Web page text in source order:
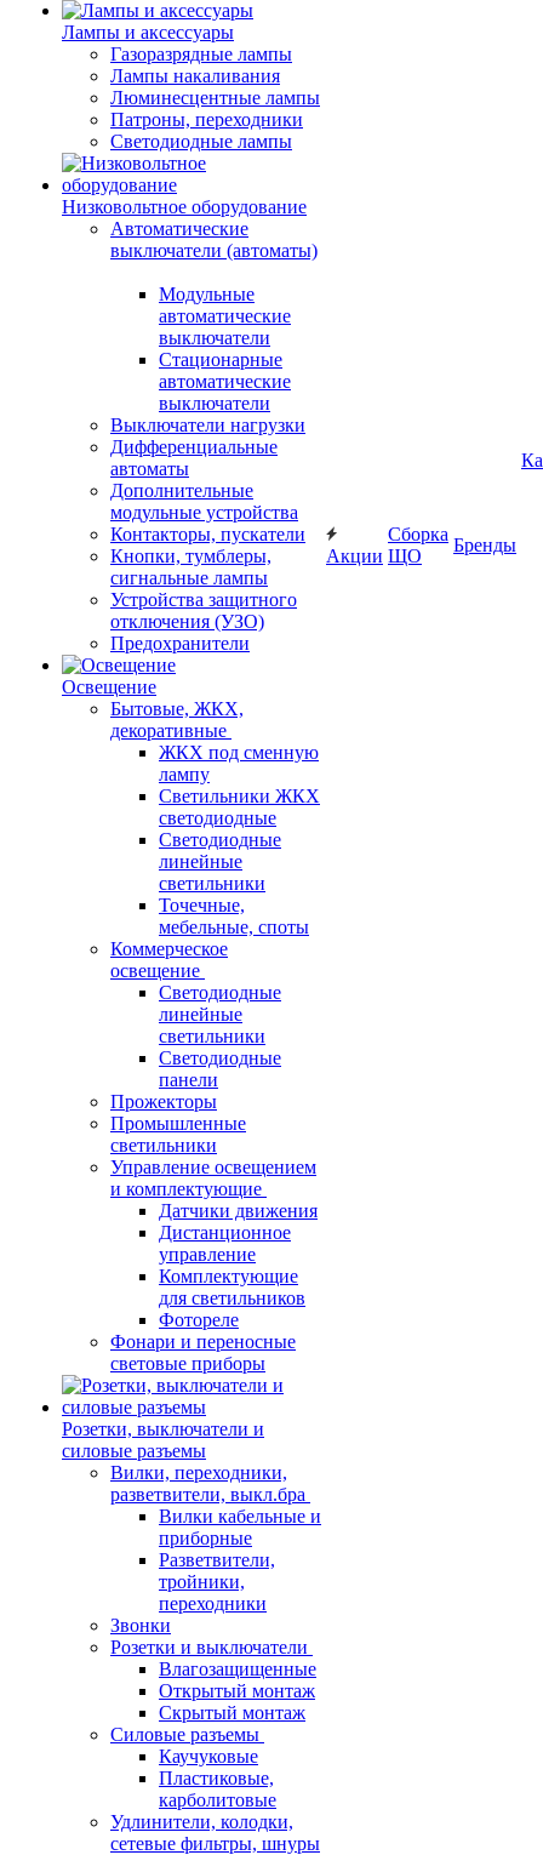
Лампы и аксессуары
Газоразрядные лампы
Лампы накаливания
Люминесцентные лампы
Патроны, переходники
Светодиодные лампы
Низковольтное оборудование
Автоматические
выключатели (автоматы)
Модульные
автоматические
выключатели
Стационарные
автоматические
выключатели
Выключатели нагрузки
Дифференциальные
автоматы
Дополнительные
модульные устройства
Контакторы, пускатели
Кнопки, тумблеры,
сигнальные лампы
Устройства защитного
отключения (УЗО)
Предохранители
Освещение
Бытовые, ЖКХ,
декоративные
ЖКХ под сменную
лампу
Светильники ЖКХ
светодиодные
Светодиодные
линейные
светильники
Точечные,
мебельные, споты
Коммерческое
освещение
Светодиодные
линейные
светильники
Светодиодные
панели
Прожекторы
Промышленные
светильники
Управление освещением
и комплектующие
Датчики движения
Дистанционное
управление
Комплектующие
для светильников
Фотореле
Фонари и переносные
световые приборы
Розетки, выключатели и
силовые разъемы
Вилки, переходники,
разветвители, выкл.бра
Вилки кабельные и
приборные
Разветвители,
тройники,
переходники
Звонки
Розетки и выключатели
Влагозащищенные
Открытый монтаж
Скрытый монтаж
Силовые разъемы
Каучуковые
Пластиковые,
карболитовые
Удлинители, колодки,
сетевые фильтры, шнуры
Акции
Сборка
ЩО
Бренды